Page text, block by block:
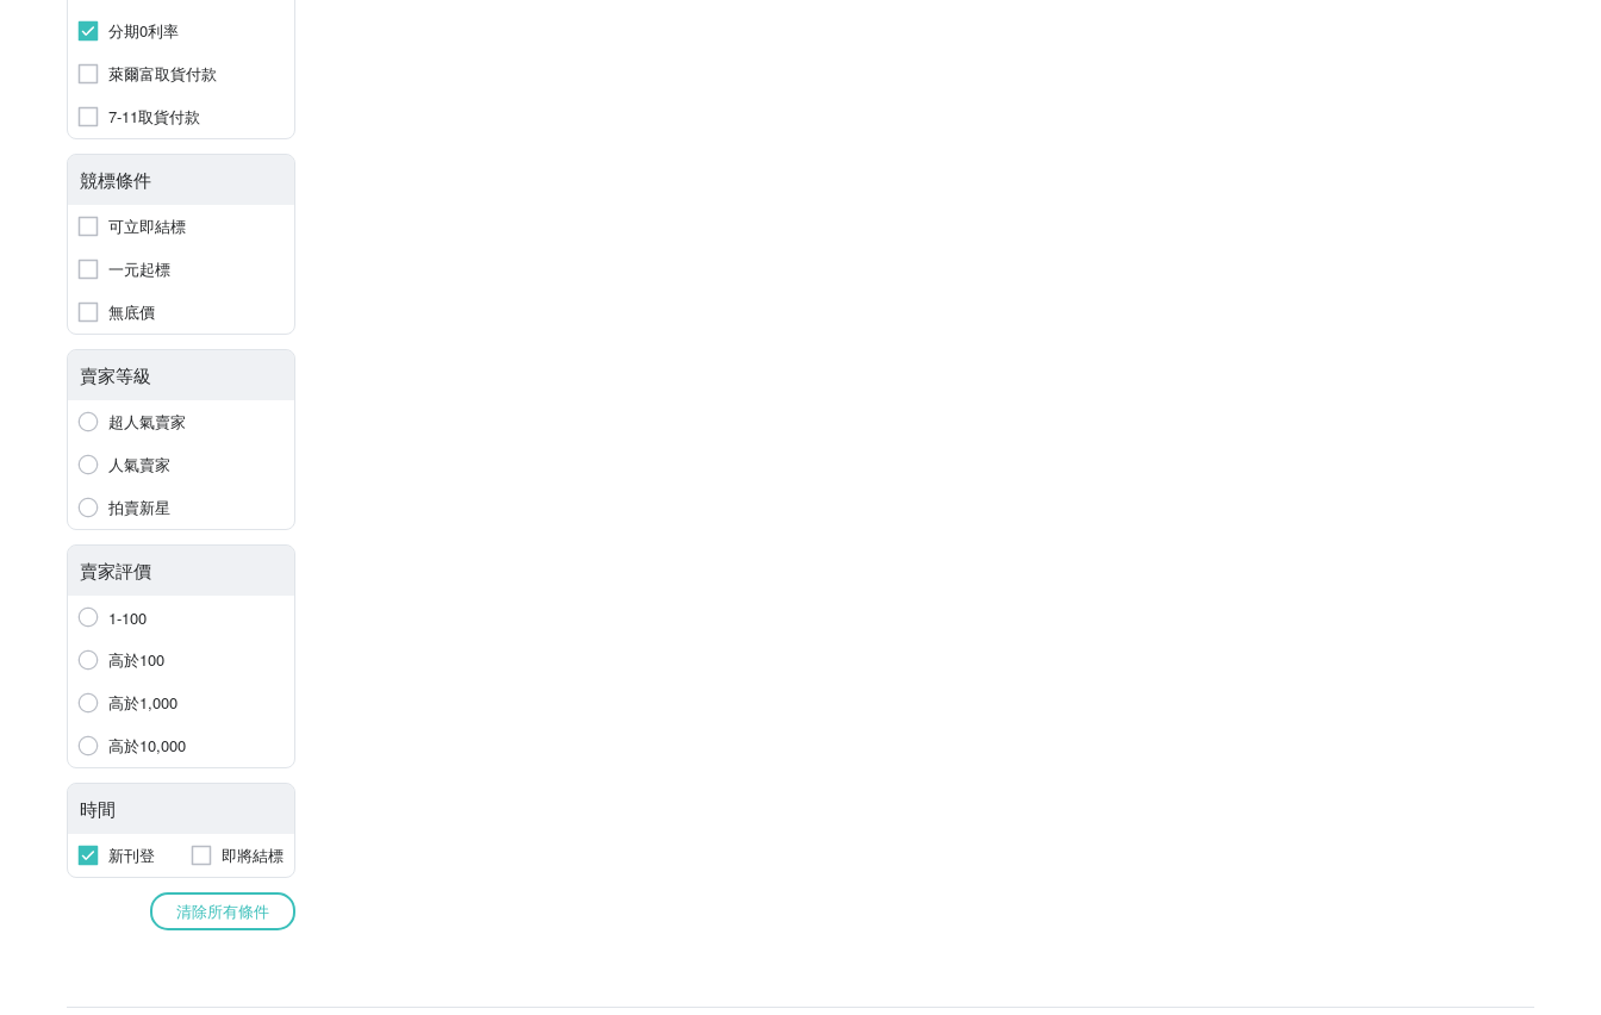
分期0利率
萊爾富取貨付款
7-11取貨付款
競標條件
可立即結標
一元起標
無底價
賣家等級
超人氣賣家
人氣賣家
拍賣新星
賣家評價
1-100
高於100
高於1,000
高於10,000
時間
新刊登 即將結標
清除所有條件